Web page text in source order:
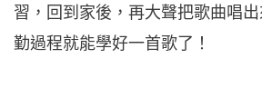
習，回到家後，再大聲把歌曲唱
勤過程就能學好一首歌了！